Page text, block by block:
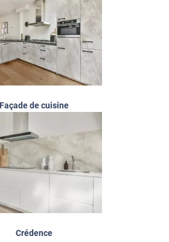
Façade de cuisine
Crédence